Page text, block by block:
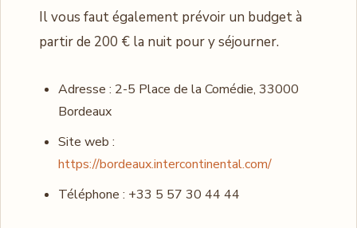
Il vous faut également prévoir un budget à
partir de 200 € la nuit pour y séjourner.
Adresse : 2-5 Place de la Comédie, 33000
Bordeaux
Site web :
https://bordeaux.intercontinental.com/
Téléphone : +33 5 57 30 44 44